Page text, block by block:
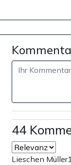
44
Lieschen Müller